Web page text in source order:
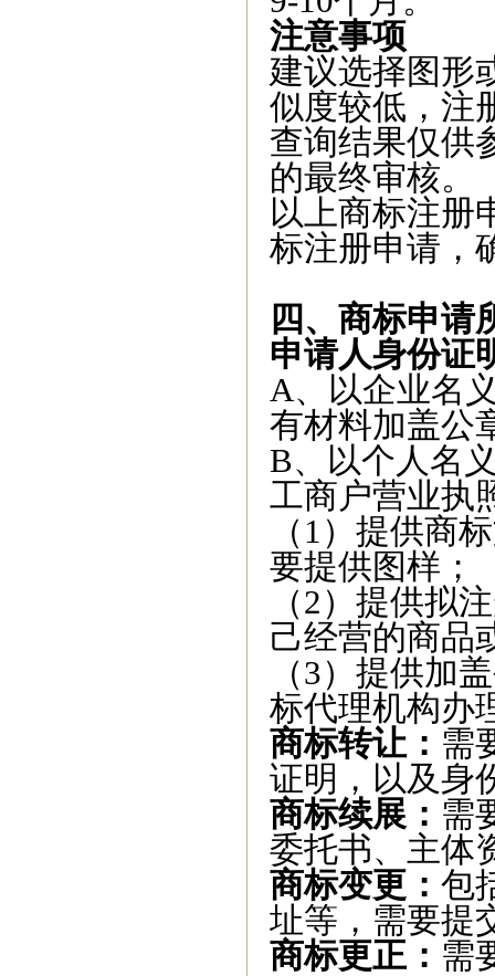
注意事项‌
建议选择图形
似度较低，注
查询结果仅供
的最终审核。
以上商标注册
标注册申请，
四、商标申请
申请人身份证
A、以企业名
有材料加盖公
B、以个人名
工商户营业执
（1）提供商
要提供图样；
（2）提供拟
己经营的商品
（3）提供加
标代理机构办
商标转让： 需
证明，以及身
商标续展： 需
委托书、主体
商标变更： 包
址等，需要提
商标更正： 需